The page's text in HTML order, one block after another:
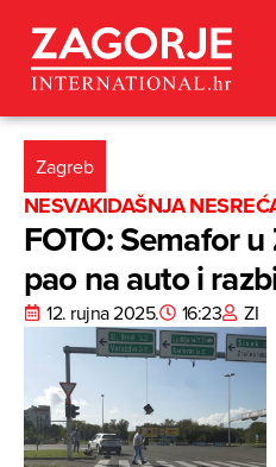
Zagreb
NESVAKIDAŠNJA
FOTO: Semafor
pao na auto i
12. rujna 2025. 16:23 ZI